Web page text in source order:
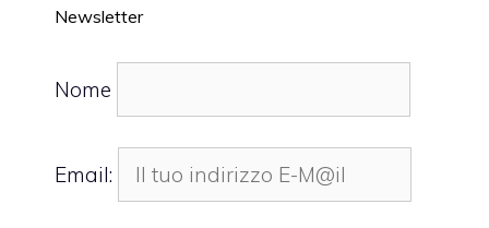
Newsletter
Nome
Email: